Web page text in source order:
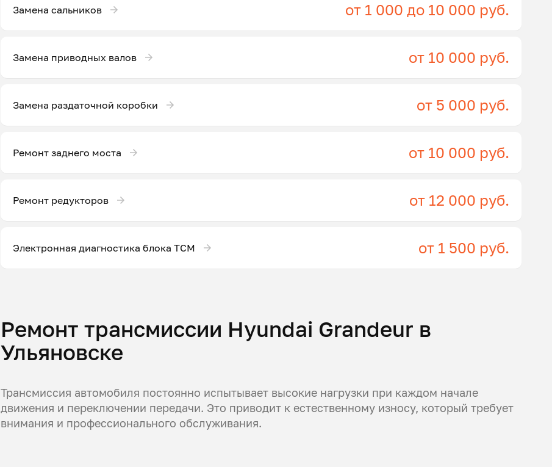
Замена сальников от 1 000 до 10 000 руб.
Замена приводных валов от 10 000 руб.
Замена раздаточной коробки от 5 000 руб.
Ремонт заднего моста от 10 000 руб.
Ремонт редукторов от 12 000 руб.
Электронная диагностика блока ТСМ от 1 500 руб.
Ремонт трансмиссии Hyundai Grandeur в
Ульяновске
Трансмиссия автомобиля постоянно испытывает высокие нагрузки при каждом начале
движения и переключении передачи. Это приводит к естественному износу, который требует
внимания и профессионального обслуживания.